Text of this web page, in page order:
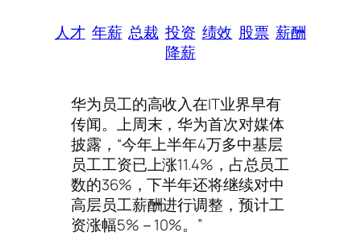
人才 年薪 总裁 投资 绩效 股票 薪酬
降薪
华为员工的高收入在IT业界早有
传闻。上周末，华为首次对媒体
披露，“今年上半年4万多中基层
员工工资已上涨11.4%，占总员工
数的36%，下半年还将继续对中
高层员工薪酬进行调整，预计工
资涨幅5%－10%。”